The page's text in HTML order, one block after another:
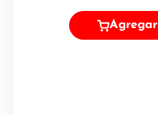
Agregar